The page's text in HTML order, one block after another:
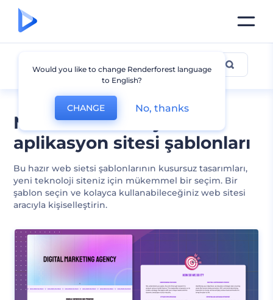
Modern teknoloji ve
aplikasyon sitesi şablonları
Bu hazır web sietsi şablonlarının kusursuz tasarımları,
yeni teknoloji siteniz için mükemmel bir seçim. Bir
şablon seçin ve kolayca kullanabileceğiniz web sitesi
aracıyla kişiselleştirin.
Teknoloji ve Aplikasyon
Would you like to change Renderforest language
to English?
CHANGE No, thanks